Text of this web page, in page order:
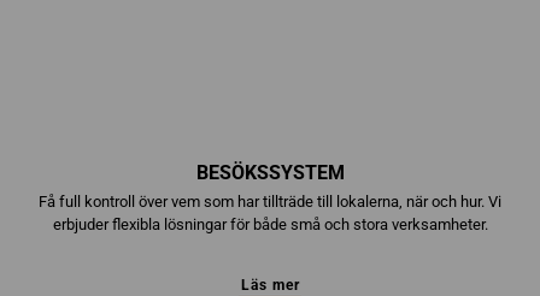
BESÖKSSYSTEM
Få full kontroll över vem som har tillträde till lokalerna, när och hur. Vi
erbjuder flexibla lösningar för både små och stora verksamheter.
Läs mer